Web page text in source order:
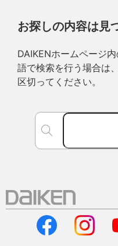
お探しの内容は見
DAIKENホームページ
語で検索を行う場合は
区切ってください。